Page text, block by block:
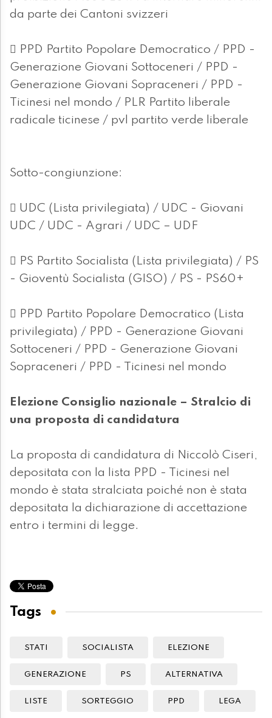
da parte dei Cantoni svizzeri
 PPD Partito Popolare Democratico / PPD -
Generazione Giovani Sottoceneri / PPD -
Generazione Giovani Sopraceneri / PPD -
Ticinesi nel mondo / PLR Partito liberale
radicale ticinese / pvl partito verde liberale
Sotto-congiunzione:
 UDC (Lista privilegiata) / UDC - Giovani
UDC / UDC - Agrari / UDC – UDF
 PS Partito Socialista (Lista privilegiata) / PS
- Gioventù Socialista (GISO) / PS - PS60+
 PPD Partito Popolare Democratico (Lista
privilegiata) / PPD - Generazione Giovani
Sottoceneri / PPD - Generazione Giovani
Sopraceneri / PPD - Ticinesi nel mondo
Elezione Consiglio nazionale – Stralcio di
una proposta di candidatura
La proposta di candidatura di Niccolò Ciseri,
depositata con la lista PPD - Ticinesi nel
mondo è stata stralciata poiché non è stata
depositata la dichiarazione di accettazione
entro i termini di legge.
Tags
STATI SOCIALISTA ELEZIONE
GENERAZIONE PS ALTERNATIVA
LISTE SORTEGGIO PPD LEGA